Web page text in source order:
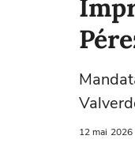
12 mai 2026